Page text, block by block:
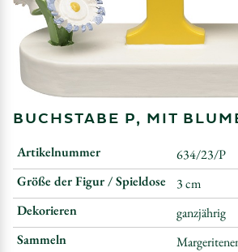
BUCHSTABE P, MIT
Artikelnummer
634/23/P
Größe der Figur / Spieldose
3 cm
Dekorieren
ganzjährig
Sammeln